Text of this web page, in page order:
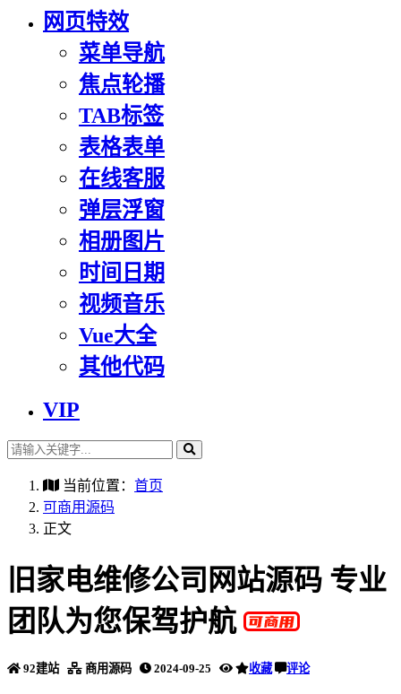
网页特效
菜单导航
焦点轮播
TAB标签
表格表单
在线客服
弹层浮窗
相册图片
时间日期
视频音乐
Vue大全
其他代码
VIP
当前位置： 首页
可商用源码
正文
旧家电维修公司网站源码 专业
团队为您保驾护航
92建站 商用源码 2024-09-25 收藏 评论